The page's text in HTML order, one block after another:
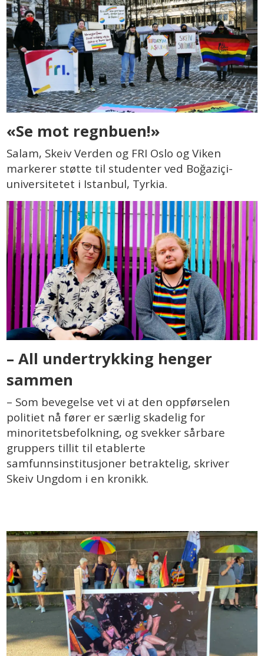
«Se mot regnbuen!»
Salam, Skeiv Verden og FRI Oslo og Viken
markerer støtte til studenter ved Boğaziçi-
universitetet i Istanbul, Tyrkia.
– All undertrykking henger
sammen
– Som bevegelse vet vi at den oppførselen
politiet nå fører er særlig skadelig for
minoritetsbefolkning, og svekker sårbare
gruppers tillit til etablerte
samfunnsinstitusjoner betraktelig, skriver
Skeiv Ungdom i en kronikk.